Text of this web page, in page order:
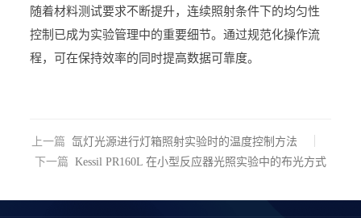
随着材料测试要求不断提升，连续照射条件下的均匀性
控制已成为实验管理中的重要细节。通过规范化操作流
程，可在保持效率的同时提高数据可靠度。
上一篇
氙灯光源进行灯箱照射实验时的温度控制方法
下一篇 Kessil PR160L 在小型反应器光照实验中的布光方式